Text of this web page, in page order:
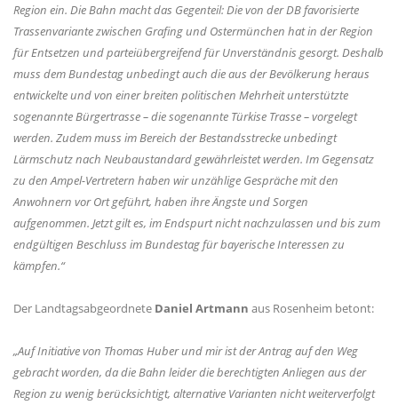
Region ein. Die Bahn macht das Gegenteil: Die von der DB favorisierte
Trassenvariante zwischen Grafing und Ostermünchen hat in der Region
für Entsetzen und parteiübergreifend für Unverständnis gesorgt. Deshalb
muss dem Bundestag unbedingt auch die aus der Bevölkerung heraus
entwickelte und von einer breiten politischen Mehrheit unterstützte
sogenannte Bürgertrasse – die sogenannte Türkise Trasse – vorgelegt
werden. Zudem muss im Bereich der Bestandsstrecke unbedingt
Lärmschutz nach Neubaustandard gewährleistet werden. Im Gegensatz
zu den Ampel-Vertretern haben wir unzählige Gespräche mit den
Anwohnern vor Ort geführt, haben ihre Ängste und Sorgen
aufgenommen. Jetzt gilt es, im Endspurt nicht nachzulassen und bis zum
endgültigen Beschluss im Bundestag für bayerische Interessen zu
kämpfen.“
Der Landtagsabgeordnete Daniel Artmann aus Rosenheim betont:
Auf Initiative von Thomas Huber und mir ist der Antrag auf den Weg
gebracht worden, da die Bahn leider die berechtigten Anliegen aus der
Region zu wenig berücksichtigt, alternative Varianten nicht weiterverfolgt